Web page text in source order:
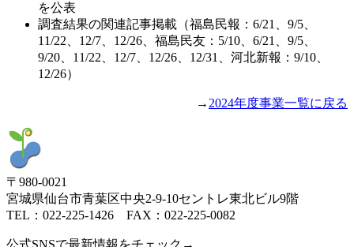
を公表
調査結果の関連記事掲載（福島民報：6/21、9/5、
11/22、12/7、12/26、福島民友：5/10、6/21、9/5、
9/20、11/22、12/7、12/26、12/31、河北新報：9/10、
12/26）
→ 2024年度事業一覧に戻る
〒980-0021
宮城県仙台市青葉区中央2-9-10セントレ東北ビル9階
TEL：022-225-1426 FAX：022-225-0082